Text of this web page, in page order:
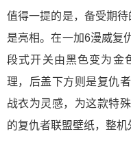
值得一提的是，备受期
是亮相。在一加6漫威复
段式开关由黑色变为金
理，后盖下方则是复仇
战衣为灵感，为这款特
的复仇者联盟壁纸，整机